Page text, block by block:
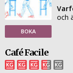
BOKA
och
Café Facile